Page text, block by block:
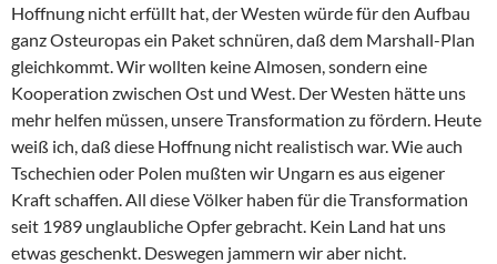
Hoffnung nicht erfüllt hat, der Westen würde für den Aufbau
ganz Osteuropas ein Paket schnüren, daß dem Marshall-Plan
gleichkommt. Wir wollten keine Almosen, sondern eine
Kooperation zwischen Ost und West. Der Westen hätte uns
mehr helfen müssen, unsere Transformation zu fördern. Heute
weiß ich, daß diese Hoffnung nicht realistisch war. Wie auch
Tschechien oder Polen mußten wir Ungarn es aus eigener
Kraft schaffen. All diese Völker haben für die Transformation
seit 1989 unglaubliche Opfer gebracht. Kein Land hat uns
etwas geschenkt. Deswegen jammern wir aber nicht.